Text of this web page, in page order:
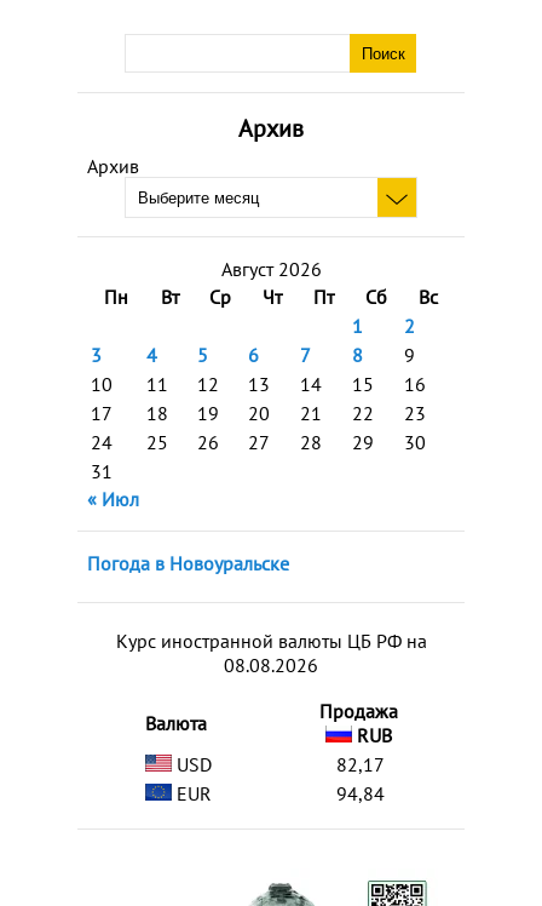
Архив
Архив
Август 2026
Пн
Вт Ср Чт Пт Сб
Вс
1
2
3
4 5 6 7 8
9
10
11 12 13 14 15
16
17
18 19 20 21 22
23
24
25 26 27 28 29
30
31
« Июл
Погода в Новоуральске
Курс иностранной валюты ЦБ РФ на
08.08.2026
Валюта
Продажа
RUB
USD
82,17
EUR
94,84